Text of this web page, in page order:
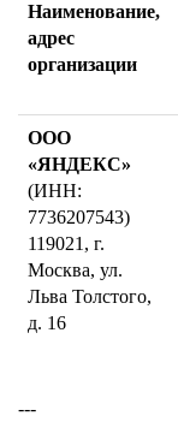
Наименование,
адрес
организации
ООО
«ЯНДЕКС»
(ИНН:
7736207543)
119021, г.
Москва, ул.
Льва Толстого,
д. 16
---